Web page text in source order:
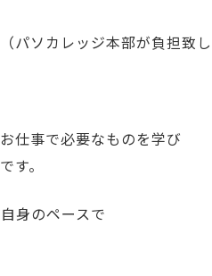
カレッジ本部が負担致し
仕事で必要なものを学び
。
身のペースで